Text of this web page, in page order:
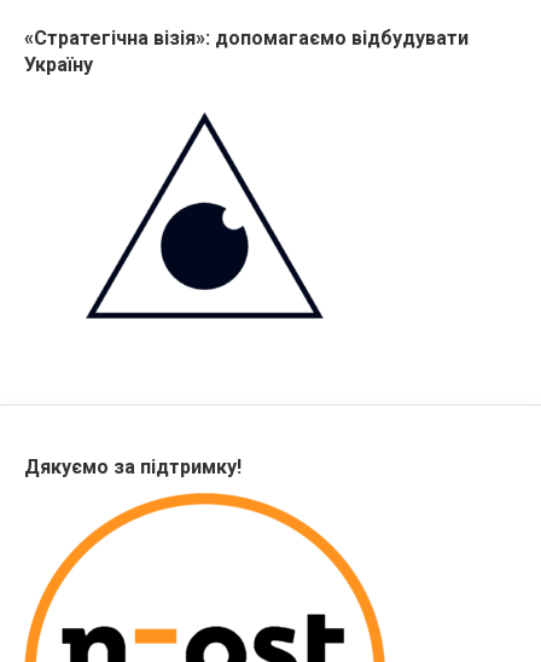
«Стратегічна візія»: допомагаємо відбудувати
Україну
Дякуємо за підтримку!